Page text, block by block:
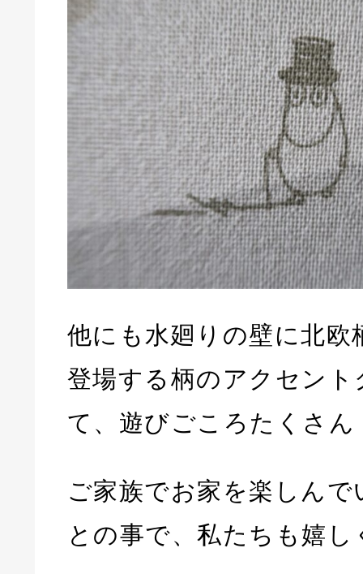
他にも水廻りの壁に北欧
登場する柄のアクセン
て、遊びごころたくさん
ご家族でお家を楽しん
との事で、私たちも嬉